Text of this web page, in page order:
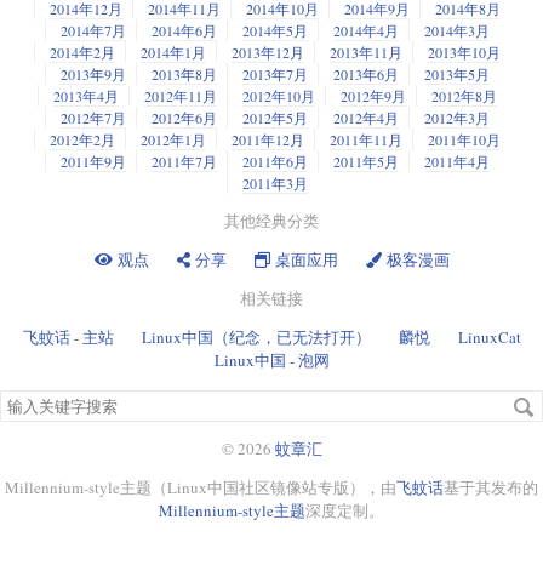
2014年12月
2014年11月 2014年10月 2014年9月
2014年8月
2014年7月
2014年6月 2014年5月 2014年4月
2014年3月
2014年2月
2014年1月 2013年12月 2013年11月
2013年10月
2013年9月
2013年8月 2013年7月 2013年6月
2013年5月
2013年4月
2012年11月 2012年10月 2012年9月
2012年8月
2012年7月
2012年6月 2012年5月 2012年4月
2012年3月
2012年2月
2012年1月 2011年12月 2011年11月
2011年10月
2011年9月
2011年7月 2011年6月 2011年5月
2011年4月
2011年3月
其他经典分类
观点
分享 桌面应用
极客漫画
相关链接
飞蚊话 - 主站
Linux中国（纪念，已无法打开） 麟悦
LinuxCat
Linux中国 - 泡网
搜
字
© 2026 蚊章汇
Millennium-style主题（Linux中国社区镜像站专版），由飞蚊话基于其发布的
Millennium-style主题深度定制。